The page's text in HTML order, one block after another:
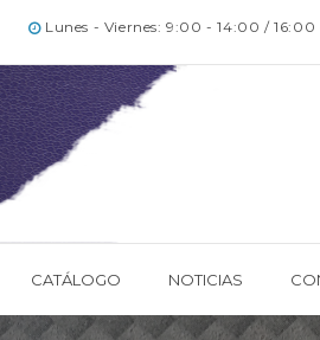
Lunes - Viernes: 9:00 - 14:00 / 16:00
CATÁLOGO NOTICIAS